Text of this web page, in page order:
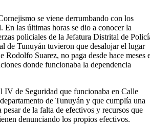
se viene derrumbando con los
En las últimas horas se dio a conocer la
policiales de la Jefatura Distrital de
de Tunuyán tuvieron que desalojar el lugar
Rodolfo Suarez, no paga desde hace meses
donde funcionaba la dependencia
IV de Seguridad que funcionaba en Calle
de Tunuyán y que cumplía una
pesar de la falta de efectivos y recursos que
denunciando los propios efectivos.